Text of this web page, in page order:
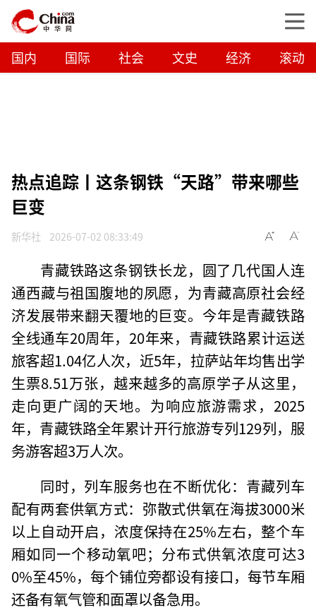
国内 国际 社会 文史 经济 滚动
热点追踪丨这条钢铁“天路”带来哪些
巨变
新华社 2026-07-02 08:33:49
青藏铁路这条钢铁长龙，圆了几代国人连
通西藏与祖国腹地的夙愿，为青藏高原社会经
济发展带来翻天覆地的巨变。今年是青藏铁路
全线通车20周年，20年来，青藏铁路累计运送
旅客超1.04亿人次，近5年，拉萨站年均售出学
生票8.51万张，越来越多的高原学子从这里，
走向更广阔的天地。为响应旅游需求，2025
年，青藏铁路全年累计开行旅游专列129列，服
务游客超3万人次。
同时，列车服务也在不断优化：青藏列车
配有两套供氧方式：弥散式供氧在海拔3000米
以上自动开启，浓度保持在25%左右，整个车
厢如同一个移动氧吧；分布式供氧浓度可达3
0%至45%，每个铺位旁都设有接口，每节车厢
还备有氧气管和面罩以备急用。